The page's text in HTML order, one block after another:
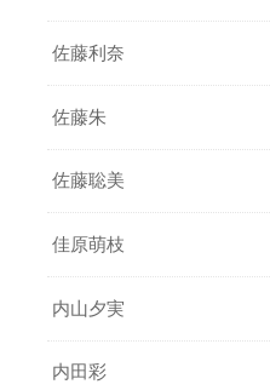
佐藤利奈
佐藤朱
佐藤聡美
佳原萌枝
内山夕実
内田彩